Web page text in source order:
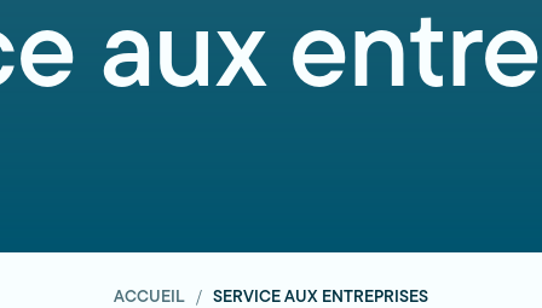
aux
ACCUEIL SERVICE AUX ENTREPRISES